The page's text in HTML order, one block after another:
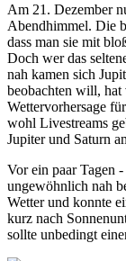
Am 21. Dezember
Abendhimmel. Die
dass man sie mit
Doch wer das
nah kamen sich
beobachten will,
Wettervorhersage
wohl Livestreams
Jupiter und Saturn
Vor ein paar Tagen
ungewöhnlich nah
Wetter und konnte
kurz nach
sollte unbedingt